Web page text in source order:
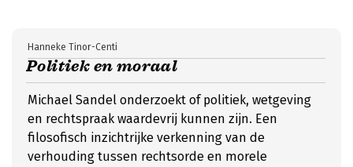
Politiek en moraal
Hanneke Tinor-Centi
Michael Sandel onderzoekt of politiek, wetgeving
en rechtspraak waardevrij kunnen zijn. Een
filosofisch inzichtrijke verkenning van de
verhouding tussen rechtsorde en morele